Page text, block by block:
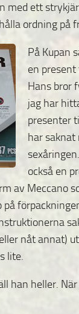
med ett
ordning på
På Kupan
en
Hans bror
jag har
presenter
har
också en
av Meccano
nåt annat)
lite.
han heller.